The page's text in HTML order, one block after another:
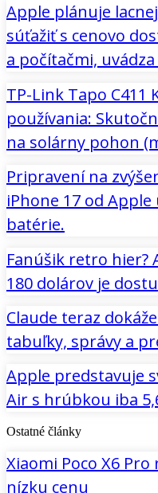
Apple plánuje
súťažiť s cenovo
a počítačmi,
TP-Link Tapo C411
používania:
na solárny pohon
Pripravení na
iPhone 17 od
batérie.
Fanúšik retro hier?
180 dolárov je
Claude teraz
tabuľky, správy a
Apple predstavuje
Air s hrúbkou iba
Ostatné články
Xiaomi Poco X6
nízku cenu